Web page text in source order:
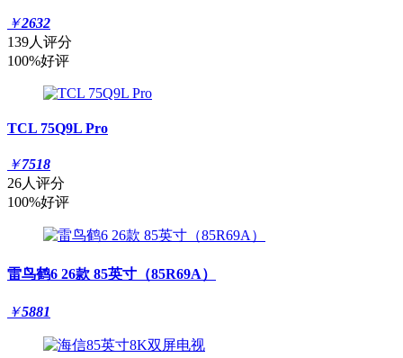
￥2632
139人评分
100%好评
TCL 75Q9L Pro
￥7518
26人评分
100%好评
雷鸟鹤6 26款 85英寸（85R69A）
￥5881